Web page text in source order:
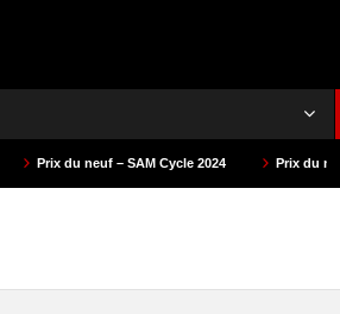
Prix du neuf – SAM Cycle 2024 Prix du neuf –